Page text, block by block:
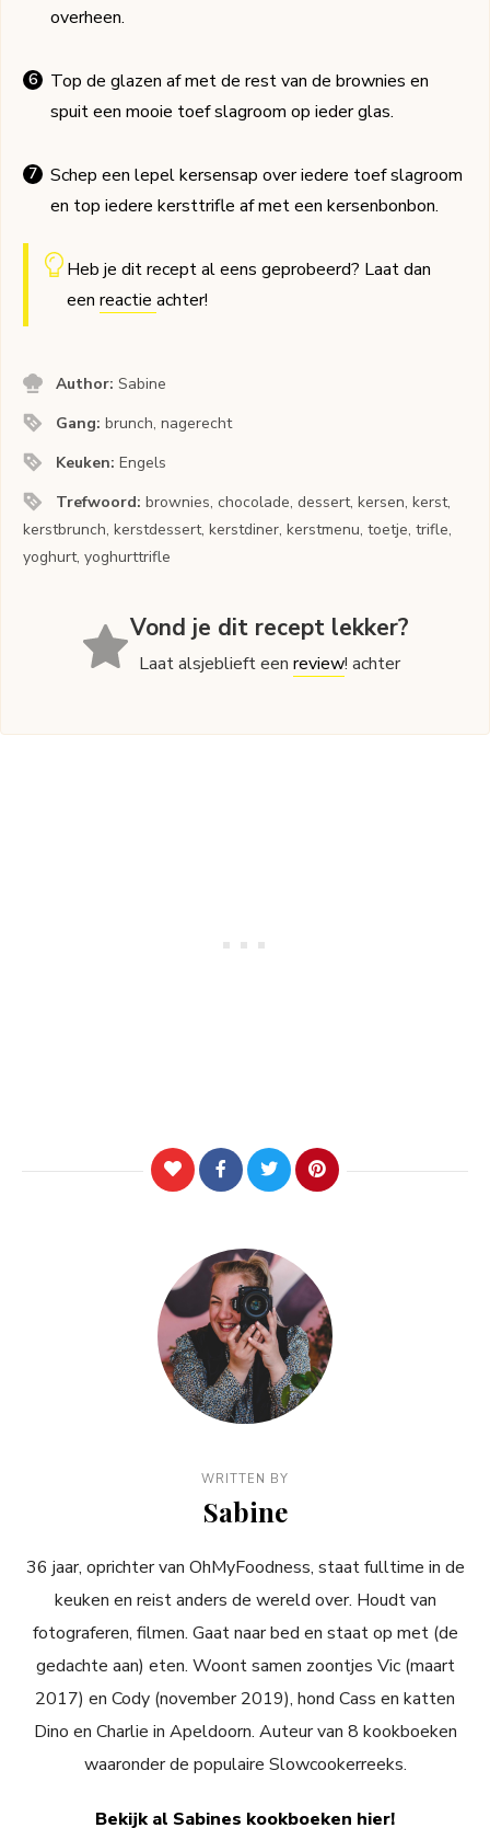
overheen.
Top de glazen af met de rest van de brownies en
spuit een mooie toef slagroom op ieder glas.
Schep een lepel kersensap over iedere toef slagroom
en top iedere kersttrifle af met een kersenbonbon.
Heb je dit recept al eens geprobeerd? Laat dan
een reactie achter!
Author:Sabine
Gang:brunch, nagerecht
Keuken:Engels
Trefwoord:brownies, chocolade, dessert, kersen, kerst,
kerstbrunch, kerstdessert, kerstdiner, kerstmenu, toetje, trifle,
yoghurt, yoghurttrifle
Vond je dit recept lekker?
Laat alsjeblieft eenreview! achter
WRITTEN BY
Sabine
36 jaar, oprichter van OhMyFoodness, staat fulltime in de
keuken en reist anders de wereld over. Houdt van
fotograferen, filmen. Gaat naar bed en staat op met (de
gedachte aan) eten. Woont samen zoontjes Vic (maart
2017) en Cody (november 2019), hond Cass en katten
Dino en Charlie in Apeldoorn. Auteur van 8 kookboeken
waaronder de populaire Slowcookerreeks.
Bekijk al Sabines kookboeken hier!